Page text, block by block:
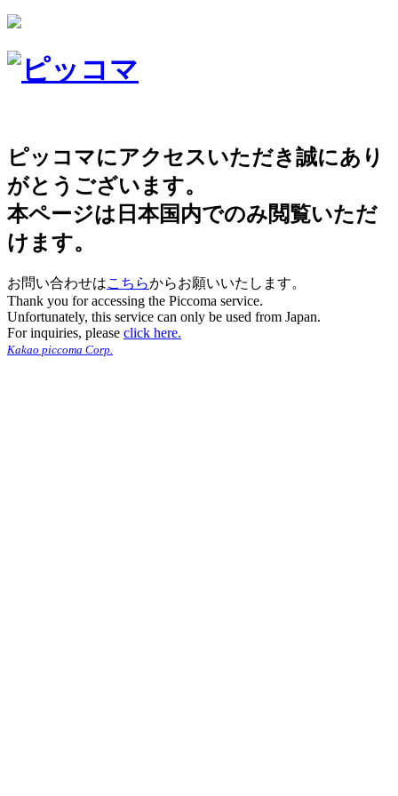
ピッコマにアクセスいただき誠にあり
がとうございます。
本ページは日本国内でのみ閲覧いただ
けます。
お問い合わせはこちらからお願いいたします。
Thank you for accessing the Piccoma service.
Unfortunately, this service can only be used from Japan.
For inquiries, please click here.
Kakao piccoma Corp.